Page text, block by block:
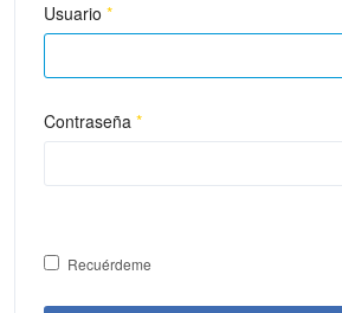
Usuario *
Contraseña *
Recuérdeme